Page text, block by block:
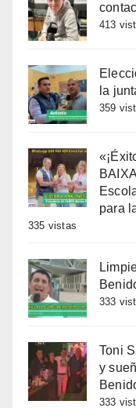
413
la
359
para
335 vistas
333
Toni
y
333